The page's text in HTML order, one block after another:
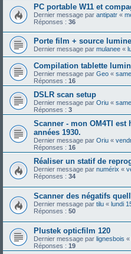
PC portable W11 et
Dernier message par antipatr «
Réponses : 36
Porte film + source
Dernier message par mulanee «
Compilation tablette
Dernier message par Geo «
Réponses : 16
DSLR scan setup
Dernier message par Oriu «
Réponses : 3
Scanner - mon OM4TI
années 1930.
Dernier message par Oriu «
Réponses : 16
Réaliser un statif de
Dernier message par numérix «
Réponses : 34
Scanner des négatifs
Dernier message par tilu « lundi
Réponses : 50
Plustek opticfilm 120
Dernier message par lignesbois «
Réponses : 19